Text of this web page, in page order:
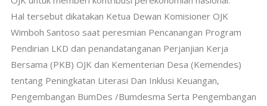
Hal tersebut dikatakan Ketua Dewan Komisioner OJK
Wimboh Santoso saat peresmian Pencanangan Program
Pendirian LKD dan penandatanganan Perjanjian Kerja
Bersama (PKB) OJK dan Kementerian Desa (Kemendes)
tentang Peningkatan Literasi Dan Inklusi Keuangan,
Pengembangan BumDes /Bumdesma Serta Pengembangan